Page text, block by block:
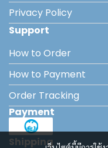
Privacy Policy
Support
How to Order
How to Payment
Order Tracking
Payment
Shipping